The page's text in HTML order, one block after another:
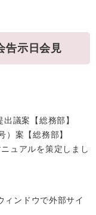
告示日会見
議案【総務部】
）案【総務部】
ュアルを策定しまし
ィンドウで外部サイ